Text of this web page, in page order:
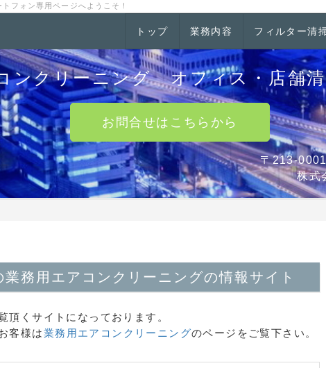
フォン専用ページへようこそ！
トップ 業務内容 フィルター清
ンクリーニング オフィス・店舗
お問合せはこちらから
〒213-
株
務用エアコンクリーニングの情報サイト
頂くサイトになっております。
客様は業務用エアコンクリーニングのページをご覧下さい。